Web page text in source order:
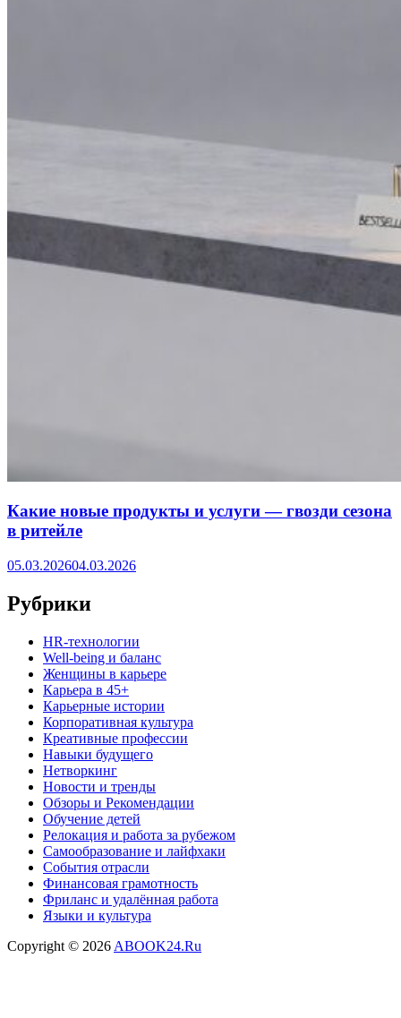
Какие новые продукты и услуги — гвозди сезона
в ритейле
05.03.202604.03.2026
Рубрики
HR‑технологии
Well-being и баланс
Женщины в карьере
Карьера в 45+
Карьерные истории
Корпоративная культура
Креативные профессии
Навыки будущего
Нетворкинг
Новости и тренды
Обзоры и Рекомендации
Обучение детей
Релокация и работа за рубежом
Самообразование и лайфхаки
События отрасли
Финансовая грамотность
Фриланс и удалённая работа
Языки и культура
Copyright © 2026 ABOOK24.Ru